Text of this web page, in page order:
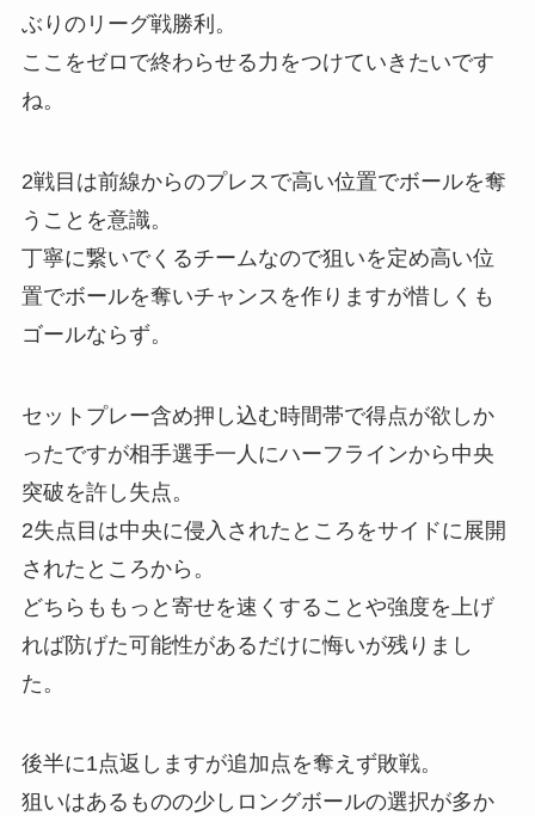
ぶりのリーグ戦勝利。
ここをゼロで終わらせる力をつけていきたいです
ね。
2戦目は前線からのプレスで高い位置でボールを奪
うことを意識。
丁寧に繋いでくるチームなので狙いを定め高い位
置でボールを奪いチャンスを作りますが惜しくも
ゴールならず。
セットプレー含め押し込む時間帯で得点が欲しか
ったですが相手選手一人にハーフラインから中央
突破を許し失点。
2失点目は中央に侵入されたところをサイドに展開
されたところから。
どちらももっと寄せを速くすることや強度を上げ
れば防げた可能性があるだけに悔いが残りまし
た。
後半に1点返しますが追加点を奪えず敗戦。
狙いはあるものの少しロングボールの選択が多か